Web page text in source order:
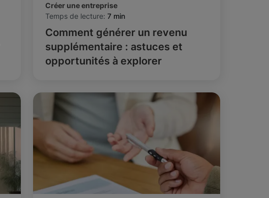
Créer une entreprise
Temps de lecture: 7 min
Comment générer un revenu
supplémentaire : astuces et
opportunités à explorer